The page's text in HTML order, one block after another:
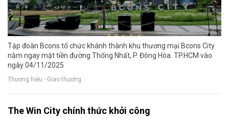
Tập đoàn Bcons tổ chức khánh thành khu thương mại Bcons City
nằm ngay mặt tiền đường Thống Nhất, P. Đông Hòa. TP.HCM vào
ngày 04/11/2025
Thương hiệu - Giao thương
The Win City chính thức khởi công